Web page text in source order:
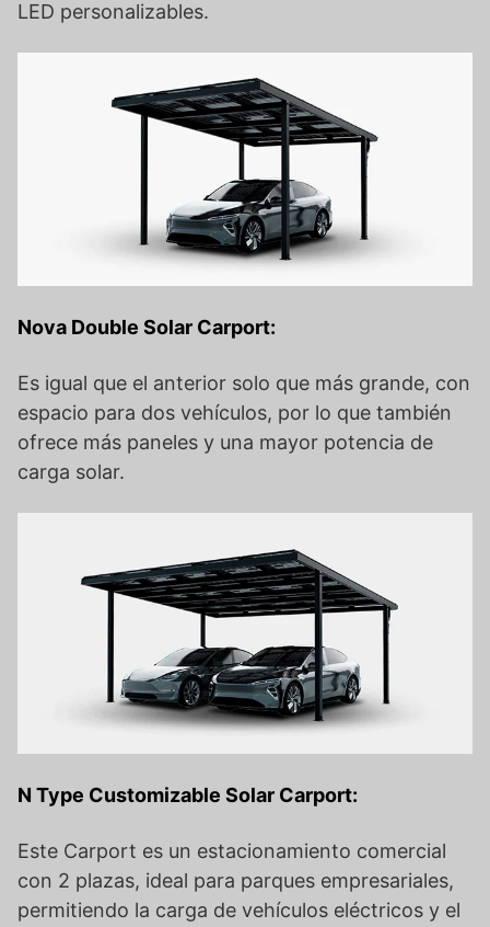
LED personalizables.
Nova Double Solar Carport:
Es igual que el anterior solo que más grande, con
espacio para dos vehículos, por lo que también
ofrece más paneles y una mayor potencia de
carga solar.
N Type Customizable Solar Carport:
Este Carport es un estacionamiento comercial
con 2 plazas, ideal para parques empresariales,
permitiendo la carga de vehículos eléctricos y el